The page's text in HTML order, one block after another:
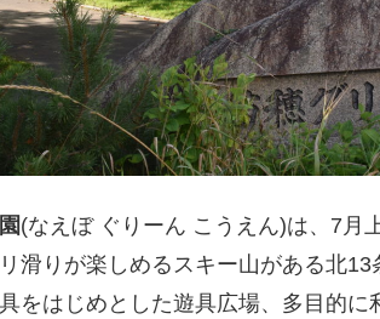
(なえぼ ぐりーん こうえん)は、7月
滑りが楽しめるスキー山がある北
をはじめとした遊具広場、多目的に